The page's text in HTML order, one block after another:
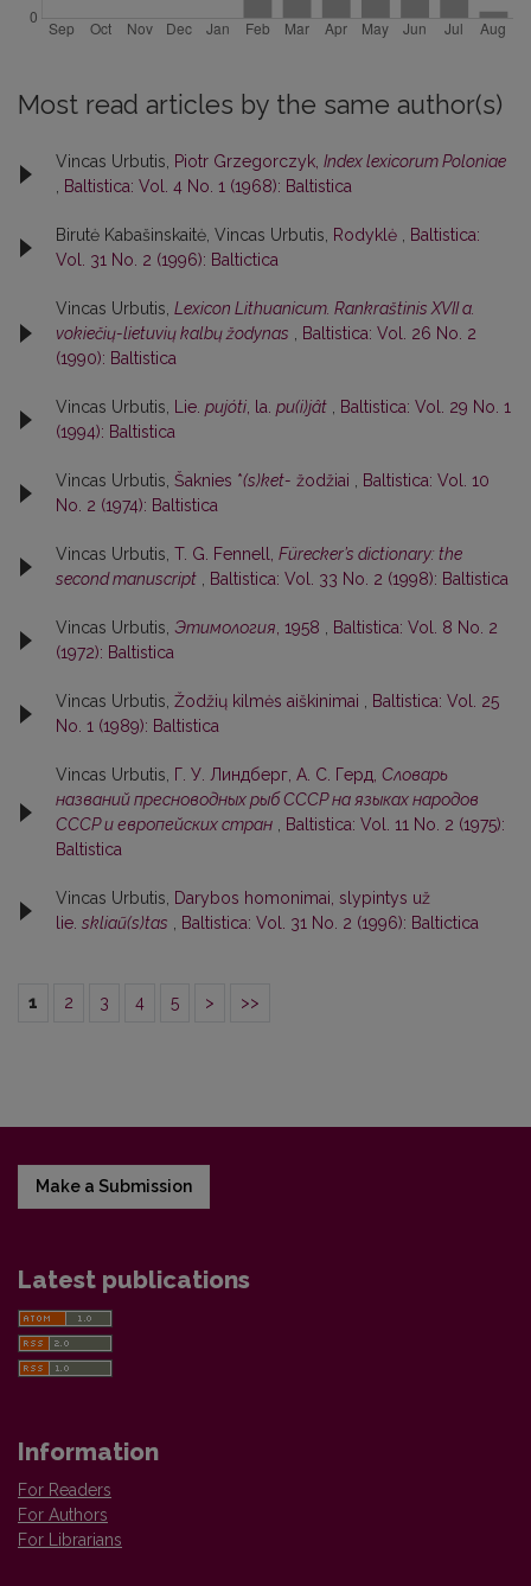
Most read articles by the same author(s)
Vincas Urbutis, Piotr Grzegorczyk, Index lexicorum Poloniae
Baltistica: Vol. 4 No. 1 (1968): Baltistica
Birutė Kabašinskaitė, Vincas Urbutis, Rodyklė
Baltistica:
Vol. 31 No. 2 (1996): Baltictica
Vincas Urbutis, Lexicon Lithuanicum. Rankraštinis XVII a.
vokiečių-lietuvių kalbų žodynas
Baltistica: Vol. 26 No. 2
(1990): Baltistica
Vincas Urbutis, Lie. pujóti , la. pu(i)jât
Baltistica: Vol. 29 No. 1
(1994): Baltistica
Vincas Urbutis, Šaknies *(s)ket- žodžiai
Baltistica: Vol. 10
No. 2 (1974): Baltistica
Vincas Urbutis, T. G. Fennell, Fürecker’s dictionary: the
second manuscript
Baltistica: Vol. 33 No. 2 (1998): Baltistica
Vincas Urbutis, Этимология , 1958
Baltistica: Vol. 8 No. 2
(1972): Baltistica
Vincas Urbutis, Žodžių kilmės aiškinimai
Baltistica: Vol. 25
No. 1 (1989): Baltistica
Vincas Urbutis, Г. У. Линдберг, А. С. Герд, Словарь
названий пресноводных рыб СССР на языках народов
СССР и европейских стран
Baltistica: Vol. 11 No. 2 (1975):
Baltistica
Vincas Urbutis, Darybos homonimai, slypintys už
lie. skliaũ(s)tas Baltistica: Vol. 31 No. 2 (1996): Baltictica
1 2 3 4 5 > >>
Make a Submission
Latest publications
Information
For Readers
For Authors
For Librarians